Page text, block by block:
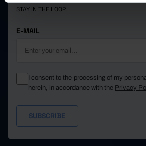
STAY IN THE LOOP.
E-MAIL
I consent to the processing of my
herein, in accordance with the Privacy